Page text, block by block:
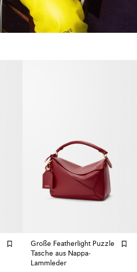
Große Featherlight Puzzle
Tasche aus Nappa-
Lammleder